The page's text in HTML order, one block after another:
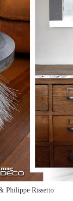
Philippe Rissetto